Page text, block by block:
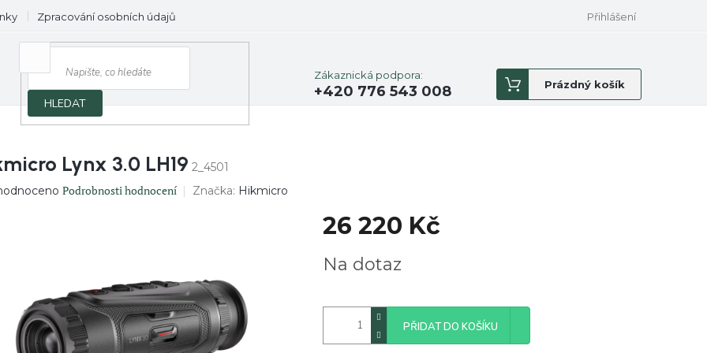
Zpracování osobních údajů Přihlášení
HLEDAT
Zákaznická podpora:
+420 776 543 008
Nákupní
košík
Prázdný košík
Lynx 3.0 LH19 2_4501
Podrobnosti hodnocení Značka: Hikmicro
26 220 Kč
cena:
Na dotaz
PŘIDAT DO KOŠÍKU